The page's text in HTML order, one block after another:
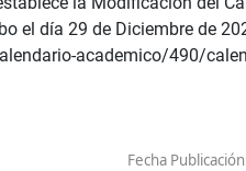
el día 29 de Diciembre de
academico/490/
Fecha